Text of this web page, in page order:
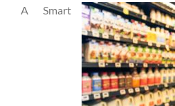
A Smart